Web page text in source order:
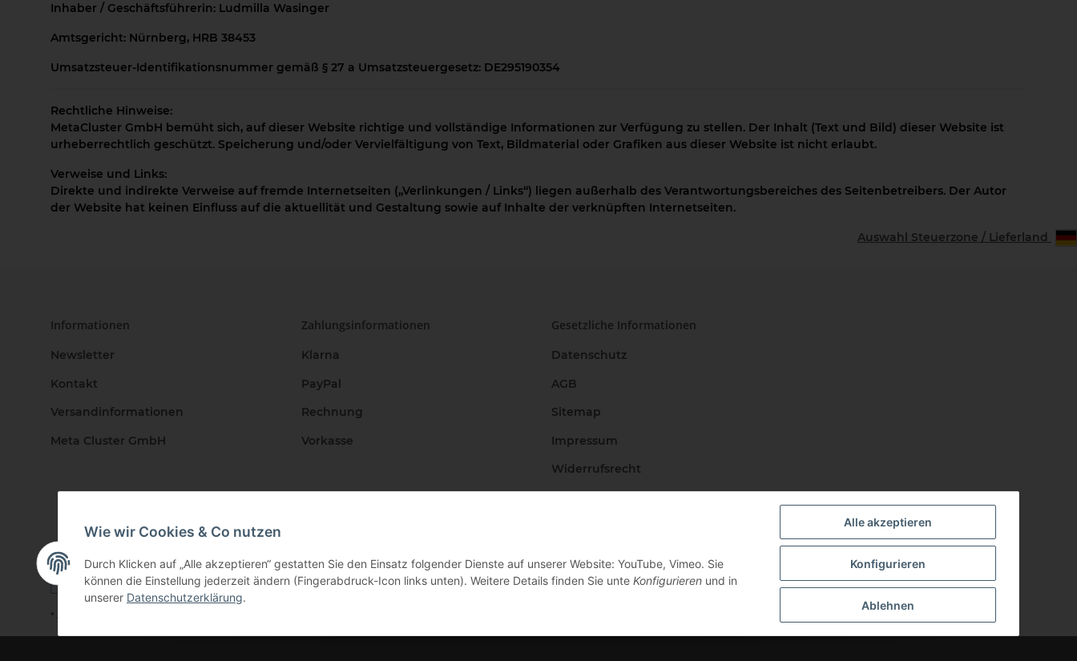
Inhaber / Geschäftsführerin: Ludmilla Wasinger
Amtsgericht: Nürnberg, HRB 38453
Umsatzsteuer-Identifikationsnummer gemäß § 27 a Umsatzsteuergesetz: DE295190354
Rechtliche Hinweise:
MetaCluster GmbH bemüht sich, auf dieser Website richtige und vollständige Informationen zur Verfügung zu stellen. Der Inhalt (Text und Bild) dieser Website ist
urheberrechtlich geschützt. Speicherung und/oder Vervielfältigung von Text, Bildmaterial oder Grafiken aus dieser Website ist nicht erlaubt.
Verweise und Links:
Direkte und indirekte Verweise auf fremde Internetseiten („Verlinkungen / Links“) liegen außerhalb des Verantwortungsbereiches des Seitenbetreibers. Der Autor
der Website hat keinen Einfluss auf die aktuellität und Gestaltung sowie auf Inhalte der verknüpften Internetseiten.
Auswahl Steuerzone / Lieferland
Informationen
Newsletter
Kontakt
Versandinformationen
Meta Cluster GmbH
Zahlungsinformationen
Klarna
PayPal
Rechnung
Vorkasse
Gesetzliche Informationen
Datenschutz
AGB
Sitemap
Impressum
Widerrufsrecht
* Alle Preise inkl. gesetzlicher USt., zzgl.
Wie wir Cookies & Co nutzen
Durch Klicken auf „Alle akzeptieren“ gestatten Sie den Einsatz folgender Dienste auf unserer Website: YouTube, Vimeo. Sie
können die Einstellung jederzeit ändern (Fingerabdruck-Icon links unten). Weitere Details finden Sie unte Konfigurieren und in
unserer Datenschutzerklärung.
Alle akzeptieren
Konfigurieren
Ablehnen